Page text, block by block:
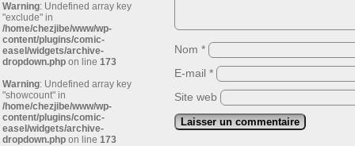
Warning: Undefined array key
"exclude" in
/home/chezjibe/www/wp-
content/plugins/comic-
easel/widgets/archive-
dropdown.php on line 173
Warning: Undefined array key
"showcount" in
/home/chezjibe/www/wp-
content/plugins/comic-
easel/widgets/archive-
dropdown.php on line 173
Nom *
E-mail *
Site web